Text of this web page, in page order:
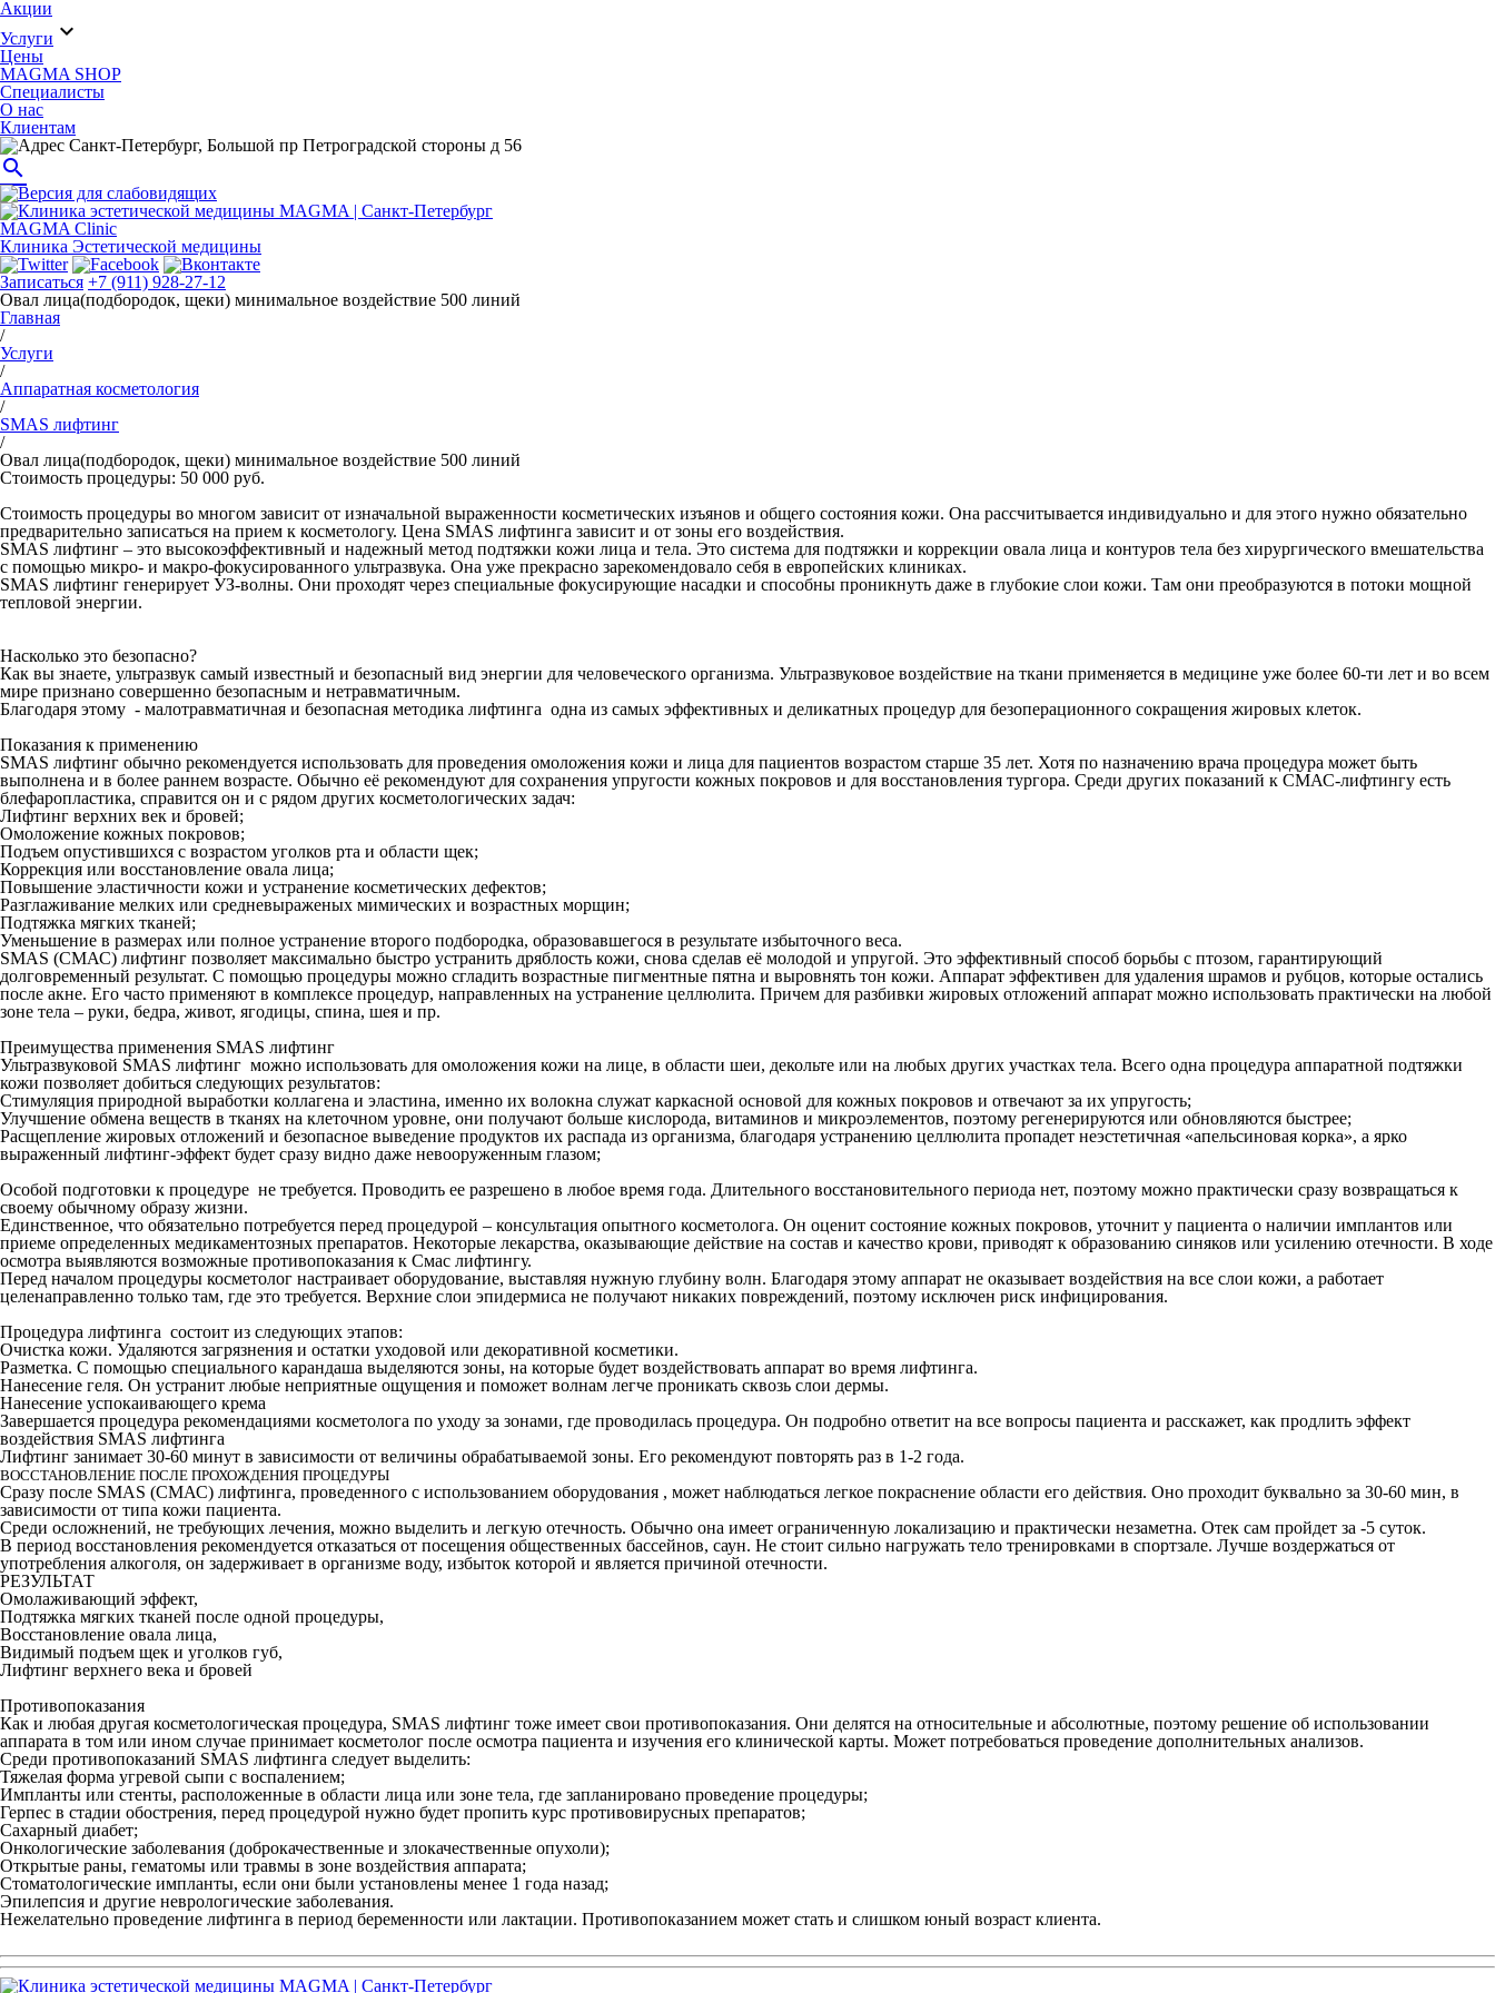
Акции
Услуги expand_more
Цены
MAGMA SHOP
Специалисты
О нас
Клиентам
Санкт-Петербург, Большой пр Петроградской стороны д 56
search
MAGMA Clinic
Клиника Эстетической медицины
Записаться +7 (911) 928-27-12
Овал лица(подбородок, щеки) минимальное воздействие 500 линий
Главная
/
Услуги
/
Аппаратная косметология
/
SMAS лифтинг
/
Овал лица(подбородок, щеки) минимальное воздействие 500 линий
Стоимость процедуры: 50 000 руб.
Стоимость процедуры во многом зависит от изначальной выраженности косметических изъянов и общего состояния кожи. Она рассчитывается индивидуально и для этого нужно обязательно
предварительно записаться на прием к косметологу. Цена SMAS лифтинга зависит и от зоны его воздействия.
SMAS лифтинг – это высокоэффективный и надежный метод подтяжки кожи лица и тела. Это система для подтяжки и коррекции овала лица и контуров тела без хирургического вмешательства
с помощью микро- и макро-фокусированного ультразвука. Она уже прекрасно зарекомендовало себя в европейских клиниках.
SMAS лифтинг генерирует УЗ-волны. Они проходят через специальные фокусирующие насадки и способны проникнуть даже в глубокие слои кожи. Там они преобразуются в потоки мощной
тепловой энергии.
Насколько это безопасно?
Как вы знаете, ультразвук самый известный и безопасный вид энергии для человеческого организма. Ультразвуковое воздействие на ткани применяется в медицине уже более 60-ти лет и во всем
мире признано совершенно безопасным и нетравматичным.
Благодаря этому - малотравматичная и безопасная методика лифтинга одна из самых эффективных и деликатных процедур для безоперационного сокращения жировых клеток.
Показания к применению
SMAS лифтинг обычно рекомендуется использовать для проведения омоложения кожи и лица для пациентов возрастом старше 35 лет. Хотя по назначению врача процедура может быть
выполнена и в более раннем возрасте. Обычно её рекомендуют для сохранения упругости кожных покровов и для восстановления тургора. Среди других показаний к СМАС-лифтингу есть
блефаропластика, справится он и с рядом других косметологических задач:
Лифтинг верхних век и бровей;
Омоложение кожных покровов;
Подъем опустившихся с возрастом уголков рта и области щек;
Коррекция или восстановление овала лица;
Повышение эластичности кожи и устранение косметических дефектов;
Разглаживание мелких или средневыраженых мимических и возрастных морщин;
Подтяжка мягких тканей;
Уменьшение в размерах или полное устранение второго подбородка, образовавшегося в результате избыточного веса.
SMAS (СМАС) лифтинг позволяет максимально быстро устранить дряблость кожи, снова сделав её молодой и упругой. Это эффективный способ борьбы с птозом, гарантирующий
долговременный результат. С помощью процедуры можно сгладить возрастные пигментные пятна и выровнять тон кожи. Аппарат эффективен для удаления шрамов и рубцов, которые остались
после акне. Его часто применяют в комплексе процедур, направленных на устранение целлюлита. Причем для разбивки жировых отложений аппарат можно использовать практически на любой
зоне тела – руки, бедра, живот, ягодицы, спина, шея и пр.
Преимущества применения SMAS лифтинг
Ультразвуковой SMAS лифтинг можно использовать для омоложения кожи на лице, в области шеи, декольте или на любых других участках тела. Всего одна процедура аппаратной подтяжки
кожи позволяет добиться следующих результатов:
Стимуляция природной выработки коллагена и эластина, именно их волокна служат каркасной основой для кожных покровов и отвечают за их упругость;
Улучшение обмена веществ в тканях на клеточном уровне, они получают больше кислорода, витаминов и микроэлементов, поэтому регенерируются или обновляются быстрее;
Расщепление жировых отложений и безопасное выведение продуктов их распада из организма, благодаря устранению целлюлита пропадет неэстетичная «апельсиновая корка», а ярко
выраженный лифтинг-эффект будет сразу видно даже невооруженным глазом;
Особой подготовки к процедуре не требуется. Проводить ее разрешено в любое время года. Длительного восстановительного периода нет, поэтому можно практически сразу возвращаться к
своему обычному образу жизни.
Единственное, что обязательно потребуется перед процедурой – консультация опытного косметолога. Он оценит состояние кожных покровов, уточнит у пациента о наличии имплантов или
приеме определенных медикаментозных препаратов. Некоторые лекарства, оказывающие действие на состав и качество крови, приводят к образованию синяков или усилению отечности. В ходе
осмотра выявляются возможные противопоказания к Смас лифтингу.
Перед началом процедуры косметолог настраивает оборудование, выставляя нужную глубину волн. Благодаря этому аппарат не оказывает воздействия на все слои кожи, а работает
целенаправленно только там, где это требуется. Верхние слои эпидермиса не получают никаких повреждений, поэтому исключен риск инфицирования.
Процедура лифтинга состоит из следующих этапов:
Очистка кожи. Удаляются загрязнения и остатки уходовой или декоративной косметики.
Разметка. С помощью специального карандаша выделяются зоны, на которые будет воздействовать аппарат во время лифтинга.
Нанесение геля. Он устранит любые неприятные ощущения и поможет волнам легче проникать сквозь слои дермы.
Нанесение успокаивающего крема
Завершается процедура рекомендациями косметолога по уходу за зонами, где проводилась процедура. Он подробно ответит на все вопросы пациента и расскажет, как продлить эффект
воздействия SMAS лифтинга
Лифтинг занимает 30-60 минут в зависимости от величины обрабатываемой зоны. Его рекомендуют повторять раз в 1-2 года.
ВОССТАНОВЛЕНИЕ ПОСЛЕ ПРОХОЖДЕНИЯ ПРОЦЕДУРЫ
Сразу после SMAS (СМАС) лифтинга, проведенного с использованием оборудования , может наблюдаться легкое покраснение области его действия. Оно проходит буквально за 30-60 мин, в
зависимости от типа кожи пациента.
Среди осложнений, не требующих лечения, можно выделить и легкую отечность. Обычно она имеет ограниченную локализацию и практически незаметна. Отек сам пройдет за -5 суток.
В период восстановления рекомендуется отказаться от посещения общественных бассейнов, саун. Не стоит сильно нагружать тело тренировками в спортзале. Лучше воздержаться от
употребления алкоголя, он задерживает в организме воду, избыток которой и является причиной отечности.
РЕЗУЛЬТАТ
Омолаживающий эффект,
Подтяжка мягких тканей после одной процедуры,
Восстановление овала лица,
Видимый подъем щек и уголков губ,
Лифтинг верхнего века и бровей
Противопоказания
Как и любая другая косметологическая процедура, SMAS лифтинг тоже имеет свои противопоказания. Они делятся на относительные и абсолютные, поэтому решение об использовании
аппарата в том или ином случае принимает косметолог после осмотра пациента и изучения его клинической карты. Может потребоваться проведение дополнительных анализов.
Среди противопоказаний SMAS лифтинга следует выделить:
Тяжелая форма угревой сыпи с воспалением;
Импланты или стенты, расположенные в области лица или зоне тела, где запланировано проведение процедуры;
Герпес в стадии обострения, перед процедурой нужно будет пропить курс противовирусных препаратов;
Сахарный диабет;
Онкологические заболевания (доброкачественные и злокачественные опухоли);
Открытые раны, гематомы или травмы в зоне воздействия аппарата;
Стоматологические импланты, если они были установлены менее 1 года назад;
Эпилепсия и другие неврологические заболевания.
Нежелательно проведение лифтинга в период беременности или лактации. Противопоказанием может стать и слишком юный возраст клиента.